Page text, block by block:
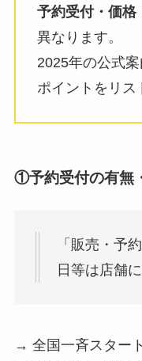
予約受付・価格
異なります。
2025年の公式
ポイントをリス
①予約受付の有無
「販売・予
日等は店舗
→ 全国一斉スター